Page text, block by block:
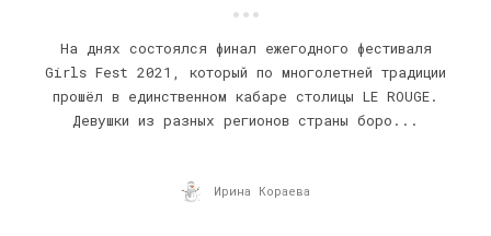
На днях состоялся финал ежегодного фестиваля
Girls Fest 2021, который по многолетней традиции
прошёл в единственном кабаре столицы LE ROUGE.
Девушки из разных регионов страны боро...
Ирина Кораева